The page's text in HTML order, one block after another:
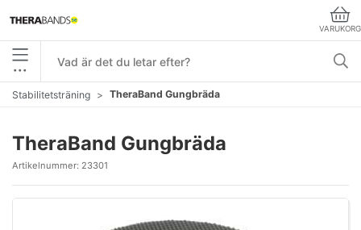
VARUKORG
•••
Stabilitetsträning TheraBand Gungbräda
TheraBand Gungbräda
Artikelnummer: 23301